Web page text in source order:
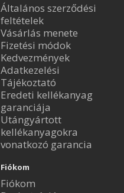
Általános szerződési
feltételek
Vásárlás menete
Fizetési módok
Kedvezmények
Adatkezelési
Tájékoztató
Eredeti kellékanyag
garanciája
Utángyártott
kellékanyagokra
vonatkozó garancia
Fiókom
Fiókom